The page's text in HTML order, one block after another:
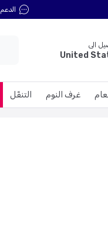
الدعم 7/24
الى
United
التنقّل غرف النوم